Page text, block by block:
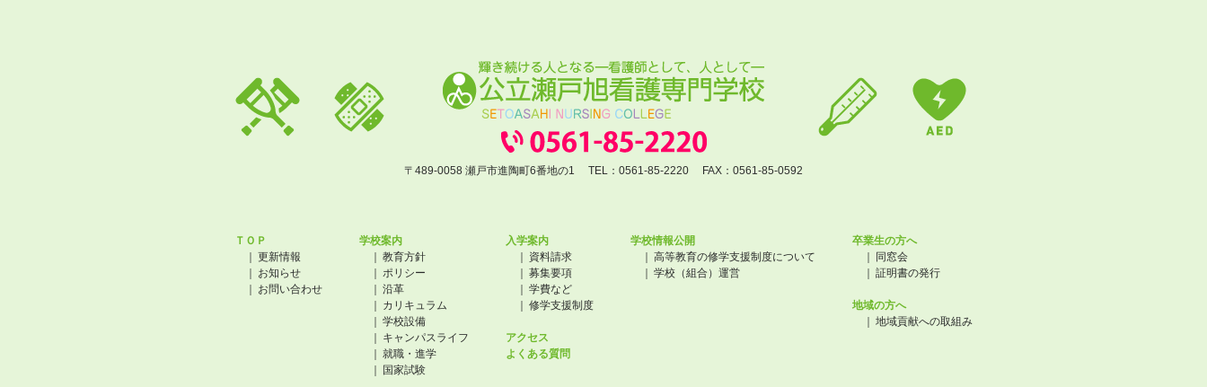
〒489-0058 瀬戸市進陶町6番地の1 TEL： 0561-85-2220 FAX： 0561-85-0592
ＴＯＰ
更新情報
お知らせ
お問い合わせ
学校案内
教育方針
ポリシー
沿革
カリキュラム
学校設備
キャンパスライフ
就職・進学
国家試験
入学案内
資料請求
募集要項
学費など
修学支援制度
アクセス
よくある質問
学校情報公開
高等教育の修学支援制度について
学校（組合）運営
卒業生の方へ
同窓会
証明書の発行
地域の方へ
地域貢献への取組み